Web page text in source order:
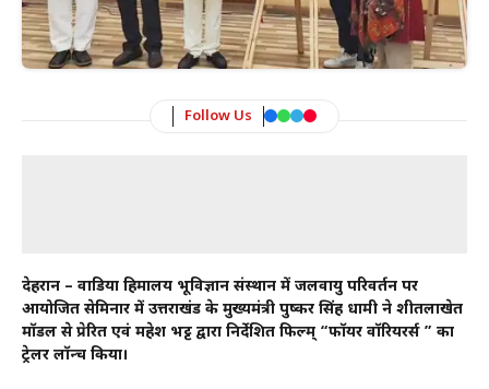
Follow Us
देहरादून – वाडिया हिमालय भूविज्ञान संस्थान में जलवायु परिवर्तन पर
आयोजित सेमिनार में उत्तराखंड के मुख्यमंत्री पुष्कर सिंह धामी ने शीतलाखेत
मॉडल से प्रेरित एवं महेश भट्ट द्वारा निर्देशित फिल्म् “फॉयर वॉरियरर्स ” का
ट्रेलर लॉन्च किया।